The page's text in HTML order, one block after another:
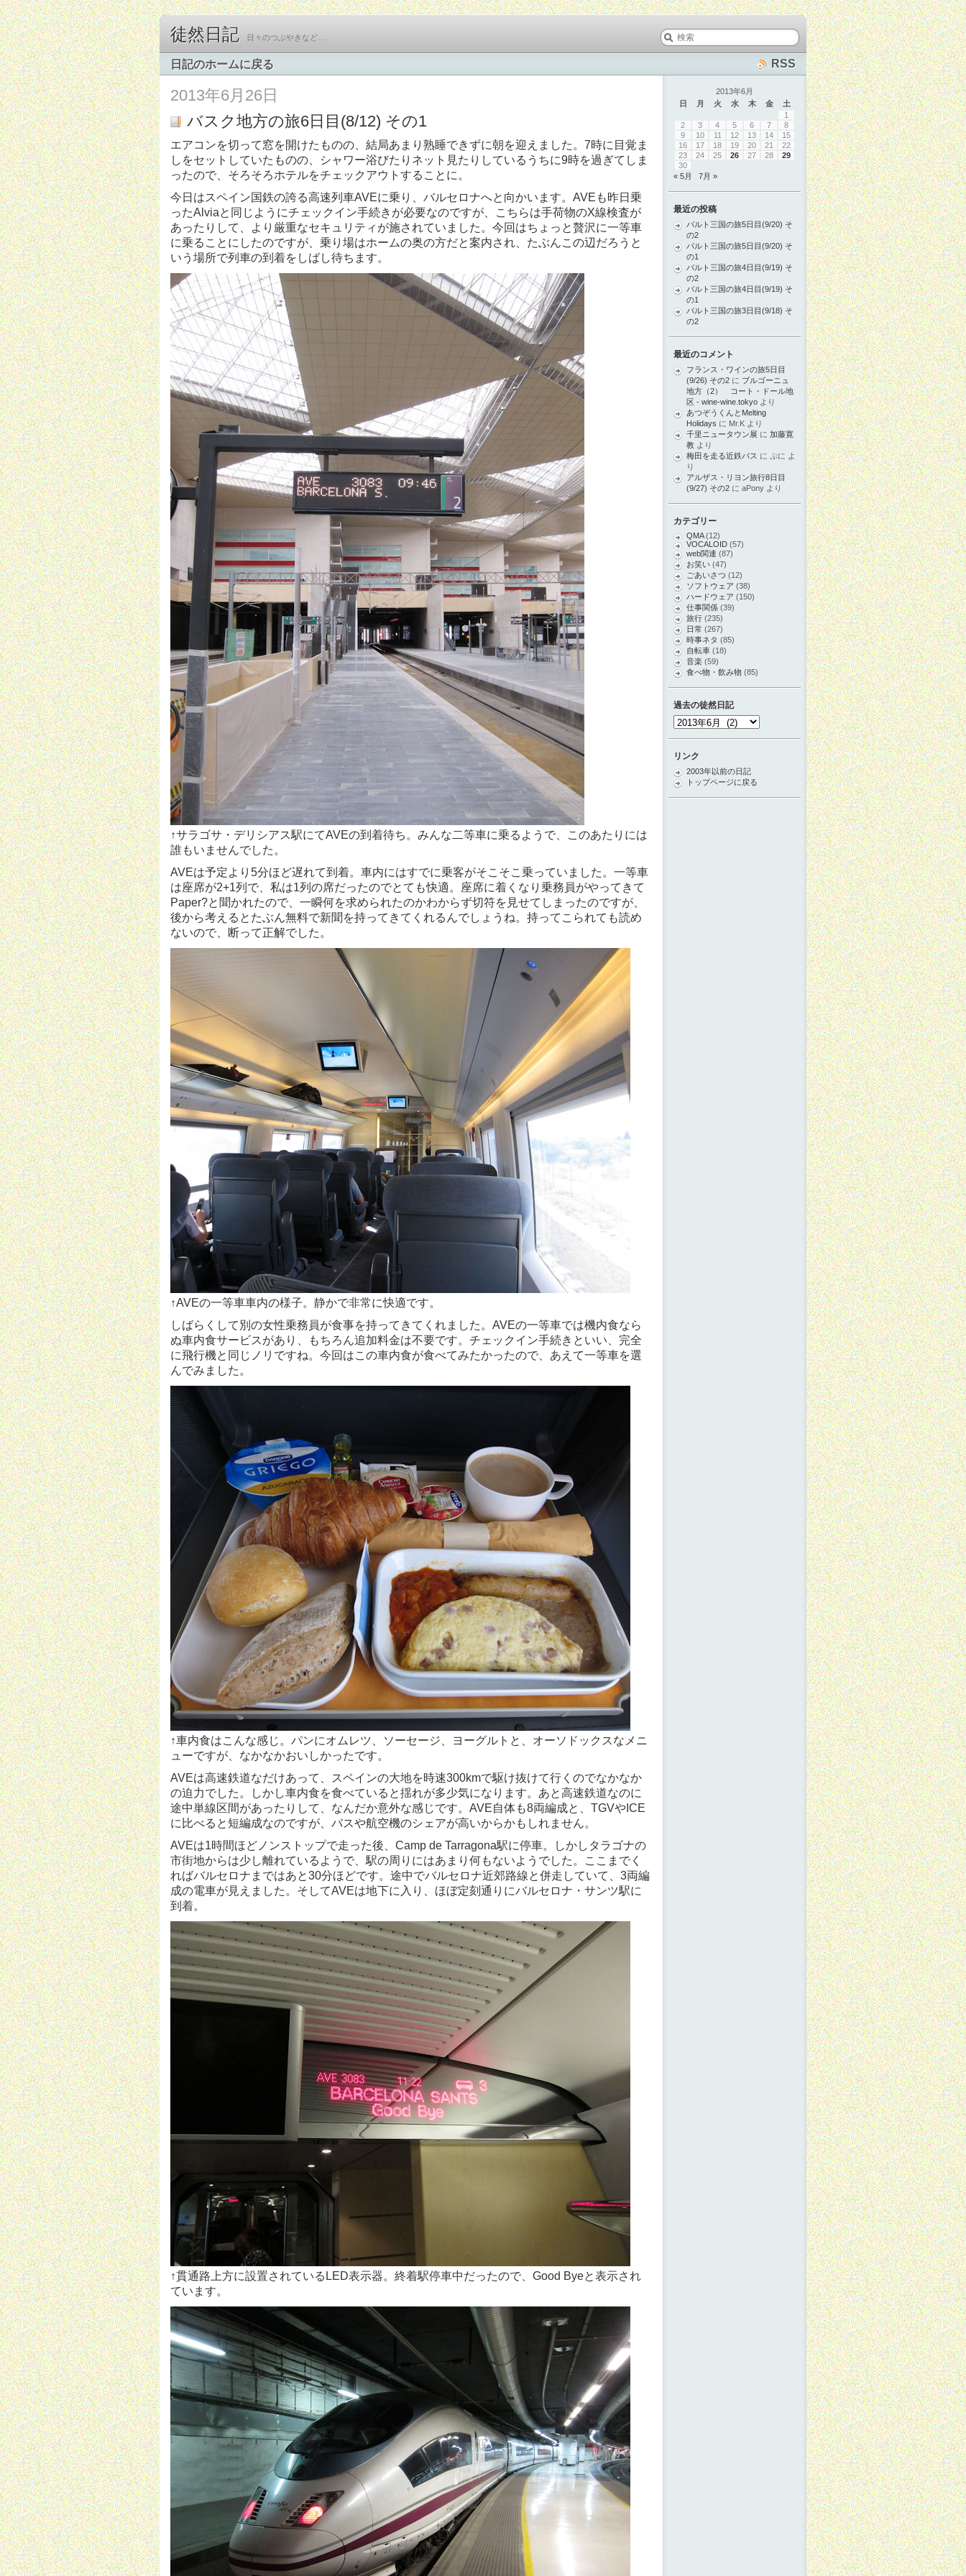
徒然日記 日々のつぶやきなど…
日記のホームに戻る RSS
2013年6月26日
バスク地方の旅6日目(8/12) その1
エアコンを切って窓を開けたものの、結局あまり熟睡できずに朝を迎えました。7時に目覚ま
しをセットしていたものの、シャワー浴びたりネット見たりしているうちに9時を過ぎてしま
ったので、そろそろホテルをチェックアウトすることに。
今日はスペイン国鉄の誇る高速列車AVEに乗り、バルセロナへと向かいます。AVEも昨日乗
ったAlviaと同じようにチェックイン手続きが必要なのですが、こちらは手荷物のX線検査が
あったりして、より厳重なセキュリティが施されていました。今回はちょっと贅沢に一等車
に乗ることにしたのですが、乗り場はホームの奥の方だと案内され、たぶんこの辺だろうと
いう場所で列車の到着をしばし待ちます。
↑サラゴサ・デリシアス駅にてAVEの到着待ち。みんな二等車に乗るようで、このあたりには
誰もいませんでした。
AVEは予定より5分ほど遅れて到着。車内にはすでに乗客がそこそこ乗っていました。一等車
は座席が2+1列で、私は1列の席だったのでとても快適。座席に着くなり乗務員がやってきて
Paper?と聞かれたので、一瞬何を求められたのかわからず切符を見せてしまったのですが、
後から考えるとたぶん無料で新聞を持ってきてくれるんでしょうね。持ってこられても読め
ないので、断って正解でした。
↑AVEの一等車車内の様子。静かで非常に快適です。
しばらくして別の女性乗務員が食事を持ってきてくれました。AVEの一等車では機内食なら
ぬ車内食サービスがあり、もちろん追加料金は不要です。チェックイン手続きといい、完全
に飛行機と同じノリですね。今回はこの車内食が食べてみたかったので、あえて一等車を選
んでみました。
↑車内食はこんな感じ。パンにオムレツ、ソーセージ、ヨーグルトと、オーソドックスなメニ
ューですが、なかなかおいしかったです。
AVEは高速鉄道なだけあって、スペインの大地を時速300kmで駆け抜けて行くのでなかなか
の迫力でした。しかし車内食を食べていると揺れが多少気になります。あと高速鉄道なのに
途中単線区間があったりして、なんだか意外な感じです。AVE自体も8両編成と、TGVやICE
に比べると短編成なのですが、バスや航空機のシェアが高いからかもしれません。
AVEは1時間ほどノンストップで走った後、Camp de Tarragona駅に停車。しかしタラゴナの
市街地からは少し離れているようで、駅の周りにはあまり何もないようでした。ここまでく
ればバルセロナまではあと30分ほどです。途中でバルセロナ近郊路線と併走していて、3両編
成の電車が見えました。そしてAVEは地下に入り、ほぼ定刻通りにバルセロナ・サンツ駅に
到着。
↑貫通路上方に設置されているLED表示器。終着駅停車中だったので、Good Byeと表示され
ています。
2013年6月
日
月 火 水 木 金
土
1
2
3 4 5 6 7
8
9
10 11 12 13 14
15
16
17 18 19 20 21
22
23
24 25 26 27 28
29
30
« 5月
7月 »
最近の投稿
バルト三国の旅5日目(9/20) そ
の2
バルト三国の旅5日目(9/20) そ
の1
バルト三国の旅4日目(9/19) そ
の2
バルト三国の旅4日目(9/19) そ
の1
バルト三国の旅3日目(9/18) そ
の2
最近のコメント
フランス・ワインの旅5日目
(9/26) その2 に ブルゴーニュ
地方（2） コート・ドール地
区 - wine-wine.tokyo より
あつぞうくんとMelting
Holidays に Mr.K より
千里ニュータウン展 に 加藤寛
教 より
梅田を走る近鉄バス に ぷに よ
り
アルザス・リヨン旅行8日目
(9/27) その2 に aPony より
カテゴリー
QMA(12)
VOCALOID (57)
web関連 (87)
お笑い (47)
ごあいさつ (12)
ソフトウェア (38)
ハードウェア (150)
仕事関係 (39)
旅行 (235)
日常 (267)
時事ネタ (85)
自転車 (18)
音楽 (59)
食べ物・飲み物 (85)
過去の徒然日記
過
去
の
徒
然
日
記
リンク
2003年以前の日記
トップページに戻る